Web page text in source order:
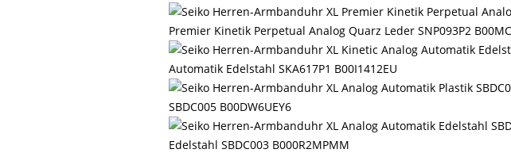
Premier Kinetik Perpetual Analog Quarz Leder SNP093P2
Automatik Edelstahl SKA617P1 B00I1412EU
SBDC005 B00DW6UEY6
Edelstahl SBDC003 B000R2MPMM